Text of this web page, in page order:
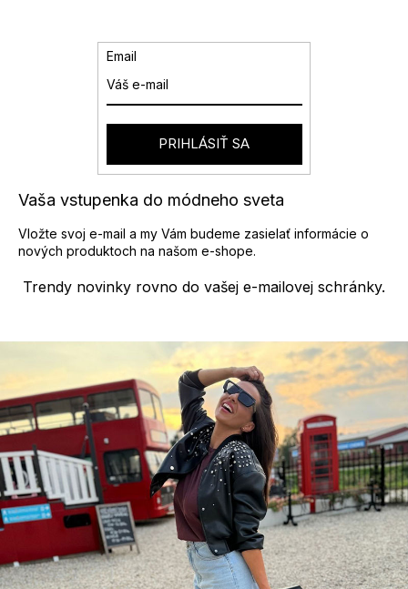
Trendy novinky rovno do vašej e-mailovej schránky.
Vaša vstupenka do módneho sveta
Vložte svoj e-mail a my Vám budeme zasielať informácie o
nových produktoch na našom e-shope.
Email
PRIHLÁSIŤ SA